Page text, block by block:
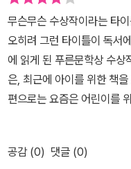
했던 문식이는 다른 병실의
0원을 얻게 된다. 다른 사람
사를 듣게 된 문식이는 그
으로 머리 감는 법, 쓰레기
된다. 「할머니의 남자 친구」 어느 날 할머니에게 남자 친구가 생기면
서 영민이네 집은 혼란을
인라인스케이트도 타고, 록
무슨무슨 수상작이라는 타
오히려 그런 타이틀이 독서
에 읽게 된 푸른문학상 수
은, 최근에 아이를 위한 책
편으로는 요즘은 어린이를
린이책들이 외국작가들의
때문이기도 하다.우리 작가
공감 (0) 댓글 (0)